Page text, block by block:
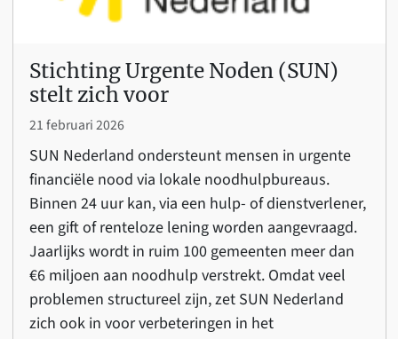
Stichting Urgente Noden (SUN)
stelt zich voor
21 februari 2026
SUN Nederland ondersteunt mensen in urgente
financiële nood via lokale noodhulpbureaus.
Binnen 24 uur kan, via een hulp- of dienstverlener,
een gift of renteloze lening worden aangevraagd.
Jaarlijks wordt in ruim 100 gemeenten meer dan
€6 miljoen aan noodhulp verstrekt. Omdat veel
problemen structureel zijn, zet SUN Nederland
zich ook in voor verbeteringen in het